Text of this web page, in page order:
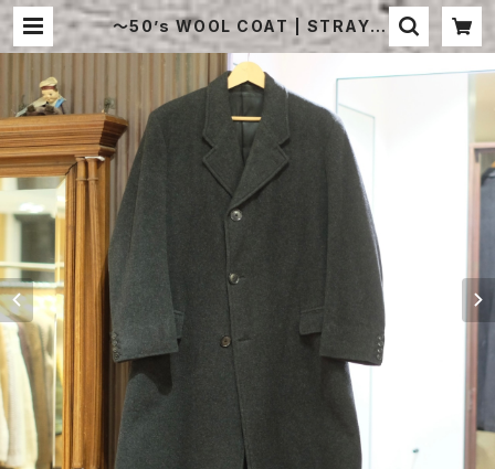
〜50’s WOOL COAT | STRAYS
HEEP ONLINE